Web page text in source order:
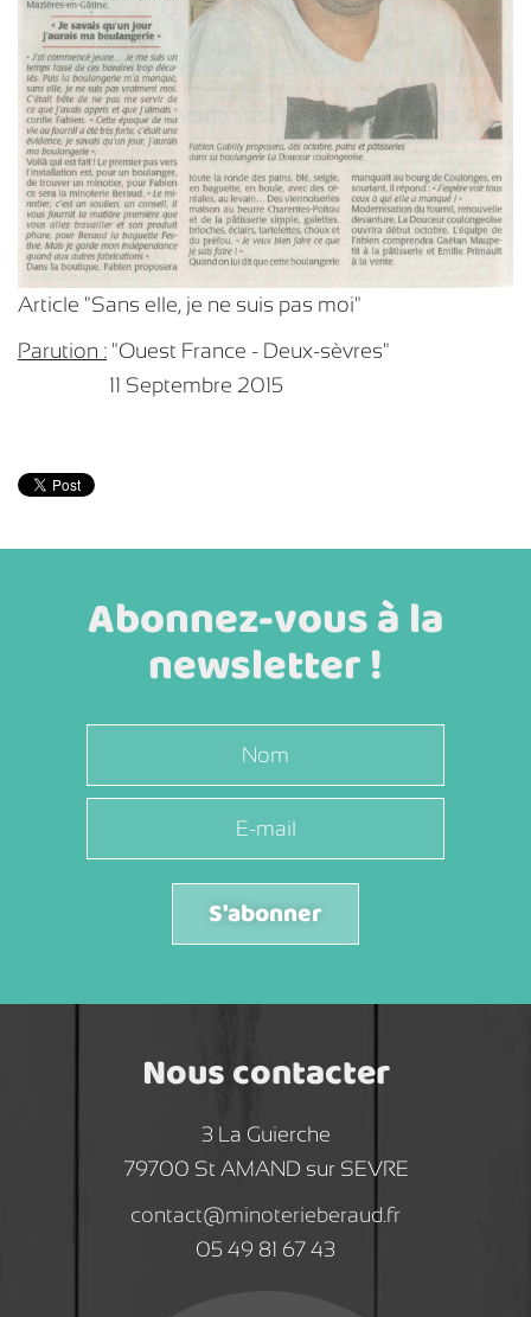
Article "Sans elle, je ne suis pas moi"
Parution : "Ouest France - Deux-sèvres"
11 Septembre 2015
Abonnez-vous à la
newsletter !
S'abonner
Nous contacter
3 La Guierche
79700 St AMAND sur SEVRE
contact@minoterieberaud.fr
05 49 81 67 43